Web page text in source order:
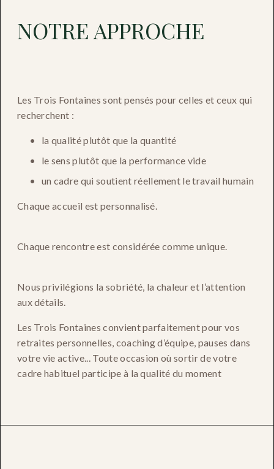
NOTRE APPROCHE
Les Trois Fontaines sont pensés pour celles et ceux qui
recherchent :
la qualité plutôt que la quantité
le sens plutôt que la performance vide
un cadre qui soutient réellement le travail humain
Chaque accueil est personnalisé.
Chaque rencontre est considérée comme unique.
Nous privilégions la sobriété, la chaleur et l’attention
aux détails.
Les Trois Fontaines convient parfaitement pour vos
retraites personnelles, coaching d’équipe, pauses dans
votre vie active... Toute occasion où sortir de votre
cadre habituel participe à la qualité du moment